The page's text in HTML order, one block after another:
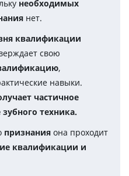
необходимых
нет.
квалификации
свою
,
навыки.
частичное
техника.
признания она проходит
квалификации и